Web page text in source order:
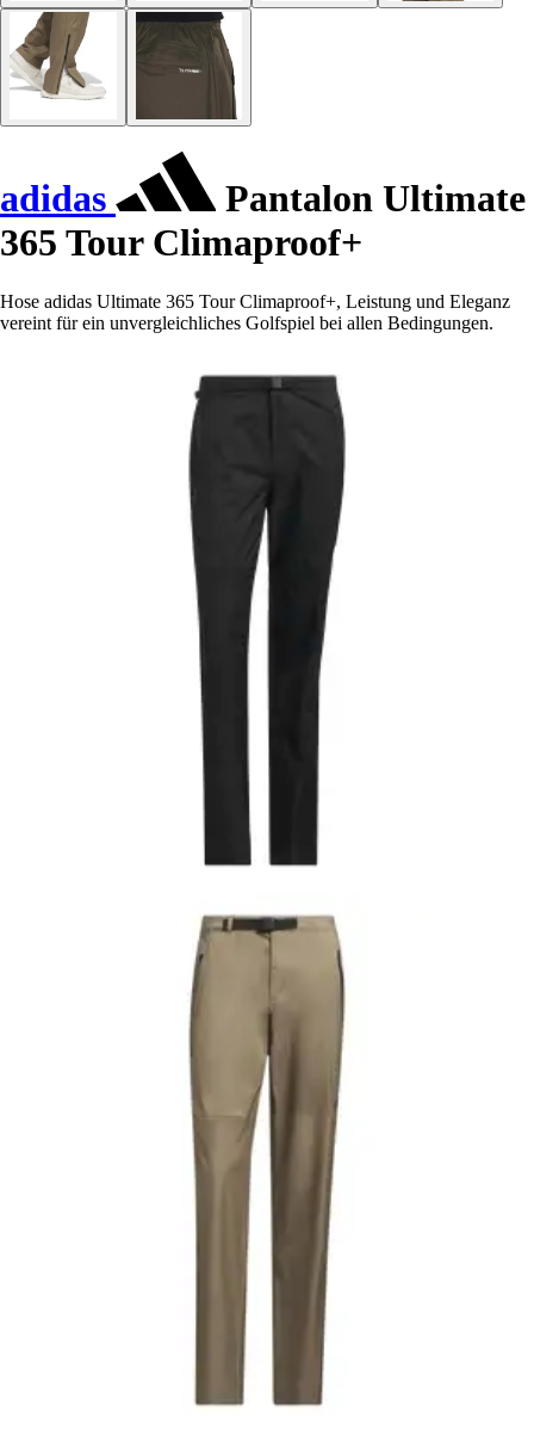
adidas
Pantalon Ultimate
365 Tour Climaproof+
Hose adidas Ultimate 365 Tour Climaproof+, Leistung und Eleganz
vereint für ein unvergleichliches Golfspiel bei allen Bedingungen.